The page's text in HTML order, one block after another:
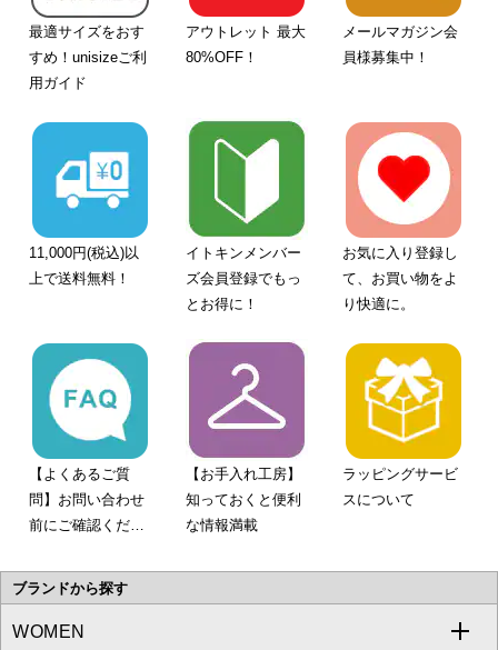
最適サイズをおす
すめ！unisizeご利
用ガイド
アウトレット 最大
80%OFF！
メールマガジン会
員様募集中！
11,000円(税込)以
上で送料無料！
イトキンメンバー
ズ会員登録でもっ
とお得に！
お気に入り登録し
て、お買い物をよ
り快適に。
【よくあるご質
問】お問い合わせ
前にご確認くださ
【お手入れ工房】
知っておくと便利
な情報満載
ラッピングサービ
スについて
ブランドから探す
WOMEN